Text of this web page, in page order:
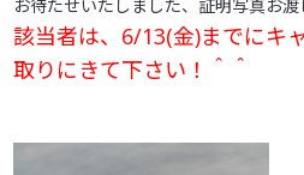
お待たせいたしました、証明写真お
該当者は、6/13(金)までにキ
取りにきて下さい！＾＾